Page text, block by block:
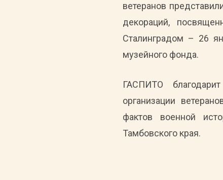
ветеранов
декораций,
Сталинградом – 26
музейного фонда.
ГАСПИТО
организации
фактов военной
Тамбовского края.